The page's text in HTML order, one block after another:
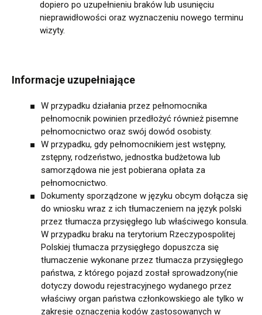
dopiero po uzupełnieniu braków lub usunięciu
nieprawidłowości oraz wyznaczeniu nowego terminu
wizyty.
Informacje uzupełniające
W przypadku działania przez pełnomocnika
pełnomocnik powinien przedłożyć również pisemne
pełnomocnictwo oraz swój dowód osobisty.
W przypadku, gdy pełnomocnikiem jest wstępny,
zstępny, rodzeństwo, jednostka budżetowa lub
samorządowa nie jest pobierana opłata za
pełnomocnictwo.
Dokumenty sporządzone w języku obcym dołącza się
do wniosku wraz z ich tłumaczeniem na język polski
przez tłumacza przysięgłego lub właściwego konsula.
W przypadku braku na terytorium Rzeczypospolitej
Polskiej tłumacza przysięgłego dopuszcza się
tłumaczenie wykonane przez tłumacza przysięgłego
państwa, z którego pojazd został sprowadzony(nie
dotyczy dowodu rejestracyjnego wydanego przez
właściwy organ państwa członkowskiego ale tylko w
zakresie oznaczenia kodów zastosowanych w